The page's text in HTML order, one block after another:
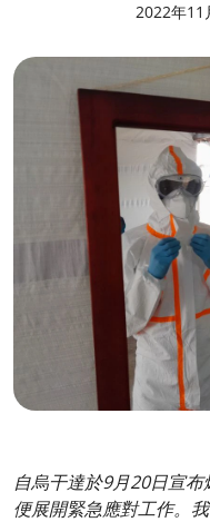
2022年11
自烏干達於9月20日宣
便展開緊急應對工作。